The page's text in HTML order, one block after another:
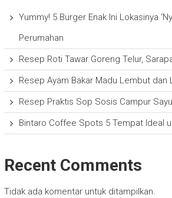
Yummy! 5 Burger Enak Ini Lokasinya
Perumahan
Resep Roti Tawar Goreng Telur,
Resep Ayam Bakar Madu Lembut dan
Resep Praktis Sop Sosis Campur
Bintaro Coffee Spots 5 Tempat Ideal
Recent Comments
Tidak ada komentar untuk ditampilkan.